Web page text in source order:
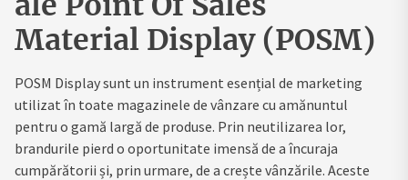
Material Display (POSM)
POSM Display sunt un instrument esențial de marketing
utilizat în toate magazinele de vânzare cu amănuntul
pentru o gamă largă de produse. Prin neutilizarea lor,
brandurile pierd o oportunitate imensă de a încuraja
cumpărătorii și, prin urmare, de a crește vânzările. Aceste